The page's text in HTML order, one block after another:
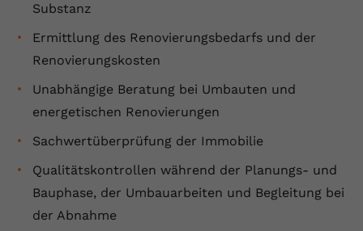
Substanz
Ermittlung des Renovierungsbedarfs und der
Renovierungskosten
Unabhängige Beratung bei Umbauten und
energetischen Renovierungen
Sachwertüberprüfung der Immobilie
Qualitätskontrollen während der Planungs- und
Bauphase, der Umbauarbeiten und Begleitung bei
der Abnahme
Name yt.innertube::requests
Laufzeit Session
Zweck
Dieser von YouTube gesetzte Cookie
registriert eine eindeutige ID, um
Daten darüber zu speichern, welche
Videos von YouTube der Nutzer
gesehen hat.